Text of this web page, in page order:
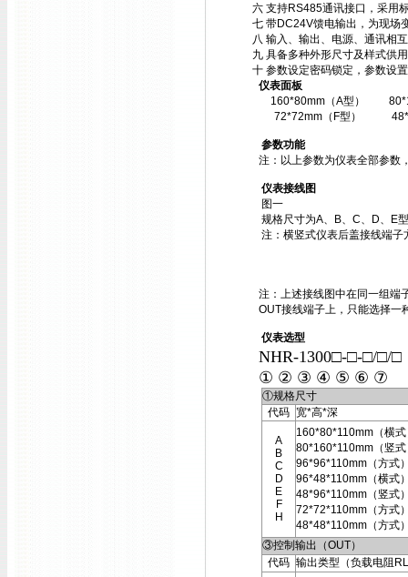
六 支持RS485通讯接口，采用
七 带DC24V馈电输出，为现场
八 输入、输出、电源、通讯相
九 具备多种外形尺寸及样式供
十 参数设定密码锁定，参数设
仪表面板
160*80mm（A型）
72*72mm（F型）
参数功能
注：以上参数为仪表全部参数
仪表接线图
图一
规格尺寸为A、B、C、D、E
注：横竖式仪表后盖接线端
注：上述接线图中在同一组端
OUT接线端子上，只能选择一
仪表选型
NHR-1300□-□-□/□/□
① ② ③ ④ ⑤ ⑥ ⑦
①规格尺寸
代码 宽*高*深
A
B
C
D
E
F
H
160*80*110mm（横式
80*160*110mm（竖式
96*96*110mm（方式
96*48*110mm（横式
48*96*110mm（竖式
72*72*110mm（方式
48*48*110mm（方式
③控制输出（OUT）
代码 输出类型（负载电阻